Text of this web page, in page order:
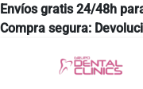
Envíos gratis 24/48h
Compra segura: